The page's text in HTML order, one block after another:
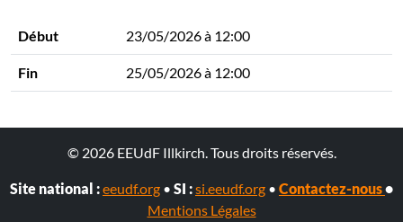
Début 23/05/2026 à 12:00
Fin 25/05/2026 à 12:00
© 2026 EEUdF Illkirch. Tous droits réservés.
Site national :eeudf.org • SI :si.eeudf.org • Contactez-nous•
Mentions Légales